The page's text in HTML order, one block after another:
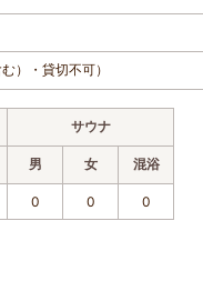
）・貸切不可）
サウナ
男 女 混浴
0 0 0